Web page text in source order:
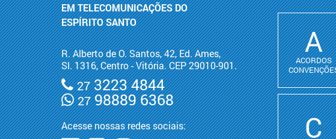
EM TELECOMUNICAÇÕES DO
ESPÍRITO SANTO
R. Alberto de O. Santos, 42, Ed. Ames,
Sl. 1316, Centro - Vitória. CEP 29010-901.
273223 4844
2798889 6368
Acesse nossas redes sociais:
A
ACORDOS
C